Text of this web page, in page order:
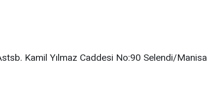
Kamil Yılmaz Caddesi No:90 Selendi/Manisa